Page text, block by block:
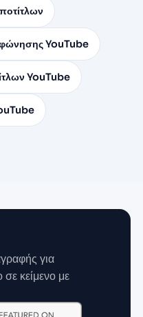
YouTube
YouTube
για
σε κείμενο με